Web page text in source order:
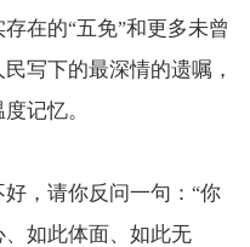
存在的“五免”和更多未曾
写下的最深情的遗嘱，
记忆。
，请你反问一句： “你
如此体面、如此无